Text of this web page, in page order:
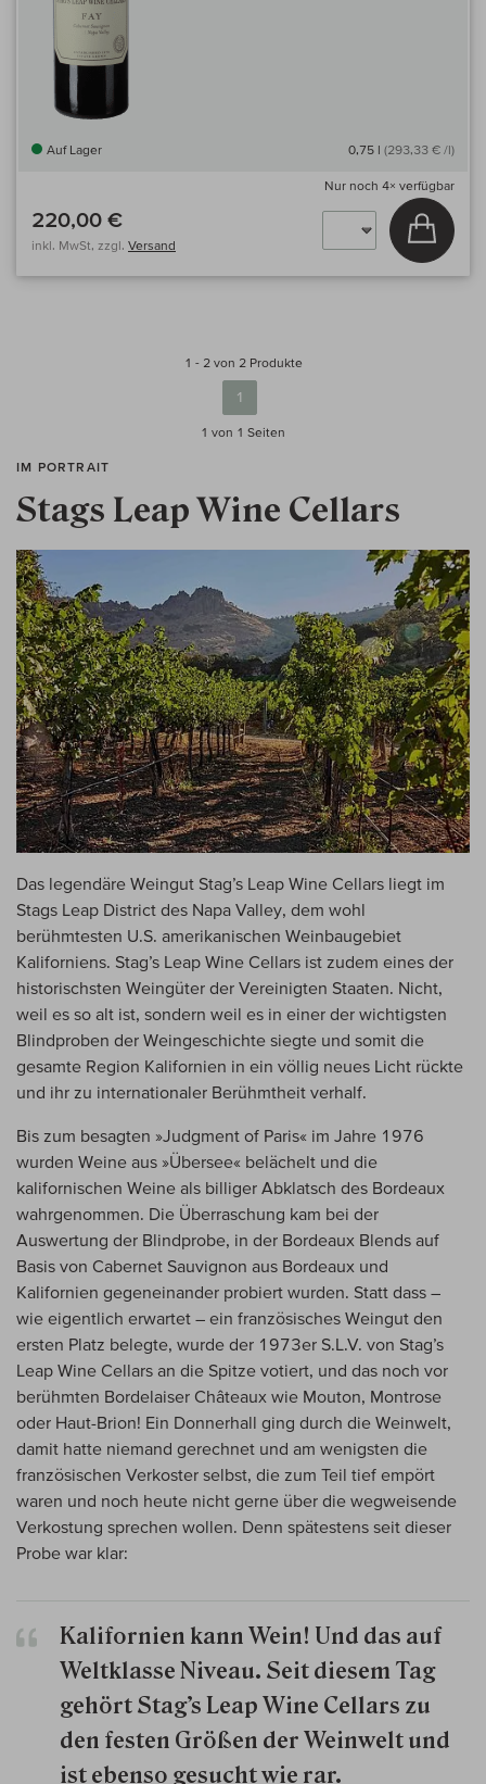
Auf Lager 0,75 l (293,33 € /l)
Nur noch 4× verfügbar
220,00 €
inkl. MwSt, zzgl. Versand
In
1 - 2 von 2 Produkte
1
1 von 1 Seiten
IM PORTRAIT
Stags Leap Wine Cellars
Das legendäre Weingut Stag’s Leap Wine Cellars liegt im
Stags Leap District des Napa Valley, dem wohl
berühmtesten U.S. amerikanischen Weinbaugebiet
Kaliforniens. Stag’s Leap Wine Cellars ist zudem eines der
historischsten Weingüter der Vereinigten Staaten. Nicht,
weil es so alt ist, sondern weil es in einer der wichtigsten
Blindproben der Weingeschichte siegte und somit die
gesamte Region Kalifornien in ein völlig neues Licht rückte
und ihr zu internationaler Berühmtheit verhalf.
Bis zum besagten »Judgment of Paris« im Jahre 1976
wurden Weine aus »Übersee« belächelt und die
kalifornischen Weine als billiger Abklatsch des Bordeaux
wahrgenommen. Die Überraschung kam bei der
Auswertung der Blindprobe, in der Bordeaux Blends auf
Basis von Cabernet Sauvignon aus Bordeaux und
Kalifornien gegeneinander probiert wurden. Statt dass –
wie eigentlich erwartet – ein französisches Weingut den
ersten Platz belegte, wurde der 1973er S.L.V. von Stag’s
Leap Wine Cellars an die Spitze votiert, und das noch vor
berühmten Bordelaiser Châteaux wie Mouton, Montrose
oder Haut-Brion! Ein Donnerhall ging durch die Weinwelt,
damit hatte niemand gerechnet und am wenigsten die
französischen Verkoster selbst, die zum Teil tief empört
waren und noch heute nicht gerne über die wegweisende
Verkostung sprechen wollen. Denn spätestens seit dieser
Probe war klar:
Kalifornien kann Wein! Und das auf
Weltklasse Niveau. Seit diesem Tag
gehört Stag’s Leap Wine Cellars zu
den festen Größen der Weinwelt und
ist ebenso gesucht wie rar.